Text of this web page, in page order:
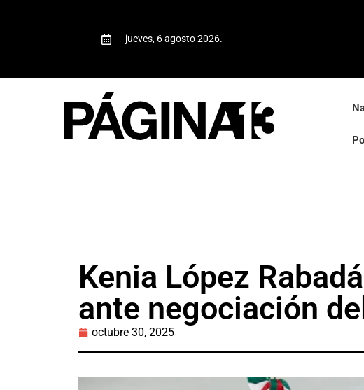
jueves, 6 agosto 2026.
Kenia López
ante negociación
octubre 30, 2025